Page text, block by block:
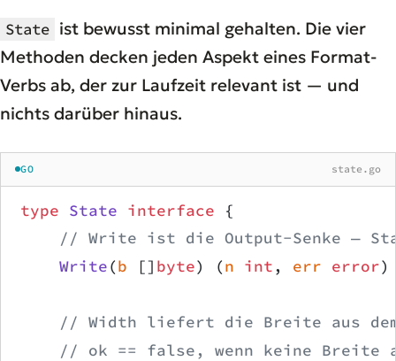
State ist bewusst minimal gehalten. Die vier
Methoden decken jeden Aspekt eines Format-
Verbs ab, der zur Laufzeit relevant ist — und
nichts darüber hinaus.
GO state.go
type State interface {
// Write ist die Output-Senke —
    Write
(b [] byte) (n int, err error)
// Width liefert die Breite aus
// ok == false, wenn keine Breite